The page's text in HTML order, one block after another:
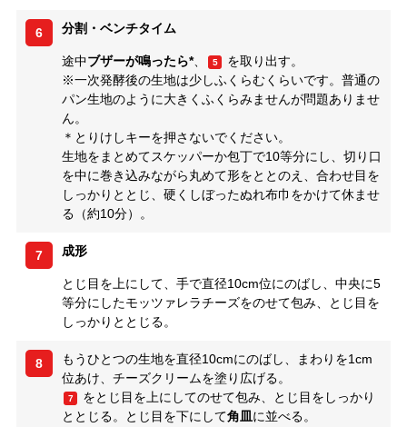
6 分割・ベンチタイム
途中ブザーが鳴ったら*、 5
を取り出す。
※一次発酵後の生地は少しふくらむくらいです。普通の
パン生地のように大きくふくらみませんが問題ありませ
ん。
＊とりけしキーを押さないでください。
生地をまとめてスケッパーか包丁で10等分にし、切り口
を中に巻き込みながら丸めて形をととのえ、合わせ目を
しっかりととじ、硬くしぼったぬれ布巾をかけて休ませ
る（約10分）。
7 成形
とじ目を上にして、手で直径10cm位にのばし、中央に5
等分にしたモッツァレラチーズをのせて包み、とじ目を
しっかりととじる。
8
もうひとつの生地を直径10cmにのばし、まわりを1cm
位あけ、チーズクリームを塗り広げる。
7
をとじ目を上にしてのせて包み、とじ目をしっかり
ととじる。とじ目を下にして角皿に並べる。